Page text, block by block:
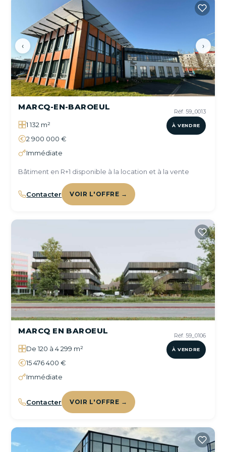
‹ ›
Réf. 59_0013
À VENDRE
MARCQ-EN-BAROEUL
1 132 m²
2 900 000 €
Immédiate
Bâtiment en R+1 disponible à la location et à la vente
Contacter VOIR L'OFFRE →
Réf. 59_0106
À VENDRE
MARCQ EN BAROEUL
De 120 à 4 299 m²
15 476 400 €
Immédiate
Contacter VOIR L'OFFRE →